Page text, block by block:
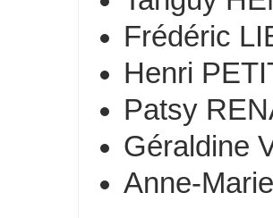
Frédéric
Henri
Patsy
Géraldine
Anne-